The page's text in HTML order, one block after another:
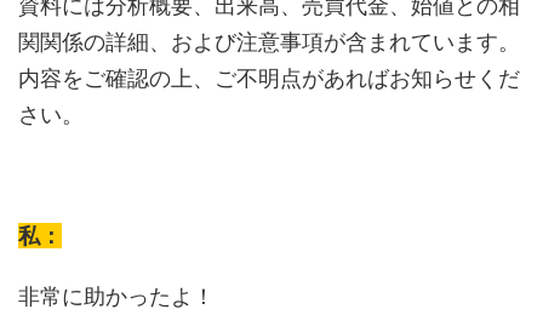
資料には分析概要、出来高、売買代金、始値との相
関関係の詳細、および注意事項が含まれています。
内容をご確認の上、ご不明点があればお知らせくだ
さい。
私：
非常に助かったよ！